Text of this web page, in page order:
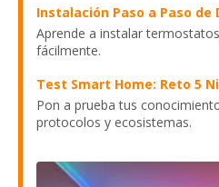
Instalación Paso a Paso de
Aprende a instalar
fácilmente.
Test Smart Home: Reto 5
Pon a prueba tus
protocolos y ecosistemas.